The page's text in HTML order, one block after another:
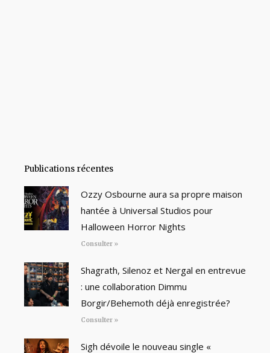
Publications récentes
Ozzy Osbourne aura sa propre maison
hantée à Universal Studios pour
Halloween Horror Nights
Consulter »
Shagrath, Silenoz et Nergal en entrevue
: une collaboration Dimmu
Borgir/Behemoth déjà enregistrée?
Consulter »
Sigh dévoile le nouveau single «